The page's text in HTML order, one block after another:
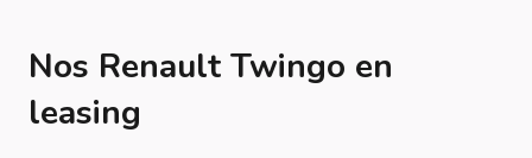
Nos Renault Twingo en
leasing